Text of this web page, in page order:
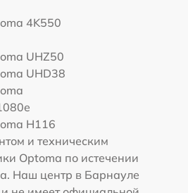
4K550
UHZ50
UHD38
H116
и техническим
Optoma по истечении
Наш центр в Барнауле